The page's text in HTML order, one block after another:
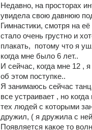
Недавно, на просторах
увидела свою давнюю
Гимнастики, смотря на
стало очень грустно и
плакать,  потому что я
когда мне было 6 лет..
И сейчас, когда мне 12 ,
об этом поступке..
Я занимаюсь сейчас
все устраивает , но
тех людей с которыми
дружил, ( я дружила с
Появляется какое то